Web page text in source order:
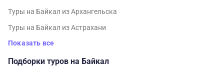
Туры на Байкал из Архангельска
Туры на Байкал из Астрахани
Показать все
Подборки туров на Байкал